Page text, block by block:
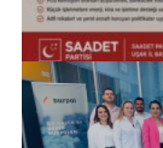
(başlıksız)
Alaattin Karahan tarafından